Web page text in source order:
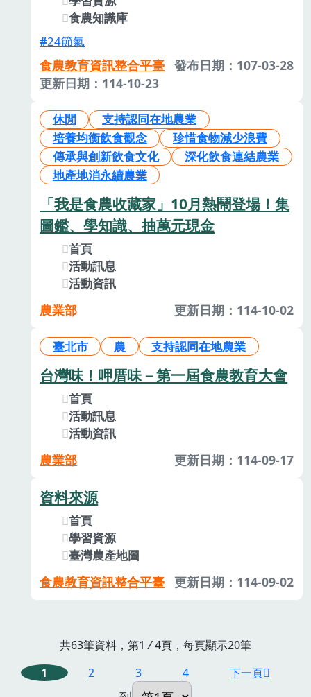
食農知識庫
24節氣
食農教育資訊整合平臺 發布日期：107-03-28
更新日期：114-10-23
休閒
支持認同在地農業
培養均衡飲食觀念
珍惜食物減少浪費
傳承與創新飲食文化
深化飲食連結農業
地產地消永續農業
「我是食農收藏家」10月熱鬧登場！集
圖鑑、學知識、抽萬元現金
首頁
活動訊息
活動資訊
農業部 更新日期：114-10-02
臺北市 農 支持認同在地農業
台灣味！呷厝味－第一屆食農教育大會
首頁
活動訊息
活動資訊
農業部 更新日期：114-09-17
資料來源
首頁
學習資源
臺灣農產地圖
食農教育資訊整合平臺 更新日期：114-09-02
共63筆資料，第1 /4頁，每頁顯示20筆
1
2 3 4 下一頁